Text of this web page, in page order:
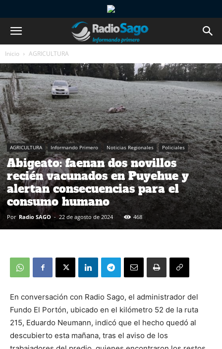
Inicio AGRICULTURA
AGRICULTURA Informando Primero Noticias Regionales Policiales
Abigeato: faenan dos novillos
recién vacunados en Puyehue y
alertan consecuencias para el
consumo humano
Por Radio SAGO - 22 de agosto de 2024 468
En conversación con Radio Sago, el administrador del
Fundo El Portón, ubicado en el kilómetro 52 de la ruta
215, Eduardo Neumann, indicó que el hecho quedó al
descubierto esta mañana, tras el aviso de los